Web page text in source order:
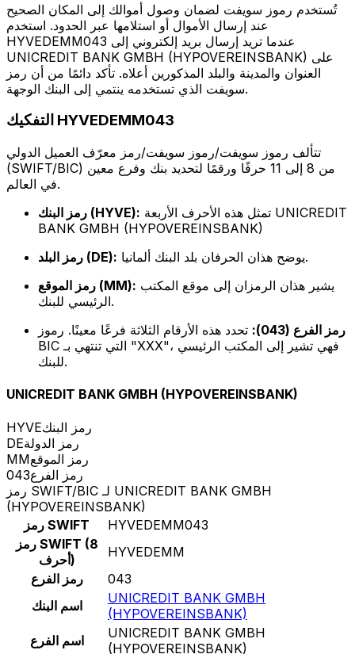
تُستخدم رموز سويفت لضمان وصول أموالك إلى المكان الصحيح
عند إرسال الأموال أو استلامها عبر الحدود. استخدم
HYVEDEMM043 عندما تريد إرسال بريد إلكتروني إلى
UNICREDIT BANK GMBH (HYPOVEREINSBANK) على
العنوان والمدينة والبلد المذكورين أعلاه. تأكد دائمًا من أن رمز
سويفت الذي تستخدمه ينتمي إلى البنك الوجهة.
التفكيك HYVEDEMM043
تتألف رموز سويفت/رموز سويفت/رمز معرّف العميل الدولي
(SWIFT/BIC) من 8 إلى 11 حرفًا ورقمًا لتحديد بنك وفرع معين
في العالم.
رمز البنك (HYVE):
BANK GMBH (HYPOVEREINSBANK)
رمز البلد (DE):
يوضح هذان الحرفان بلد البنك ألمانيا.
رمز الموقع (MM):
الرئيسي للبنك.
رمز الفرع (043):
تحدد هذه الأرقام الثلاثة فرعًا معينًا. رموز
BIC التي تنتهي بـ "XXX"، فهي تشير إلى المكتب الرئيسي
للبنك.
UNICREDIT BANK GMBH (HYPOVEREINSBANK)
HYVEرمز البنك
DEرمز الدولة
MMرمز الموقع
043رمز الفرع
رمز SWIFT/BIC لـ UNICREDIT BANK GMBH
(HYPOVEREINSBANK)
رمز SWIFT
HYVEDEMM043
رمز SWIFT (8
أحرف)
HYVEDEMM
رمز الفرع
043
اسم البنك
UNICREDIT BANK GMBH
(HYPOVEREINSBANK)
اسم الفرع
UNICREDIT BANK GMBH
(HYPOVEREINSBANK)